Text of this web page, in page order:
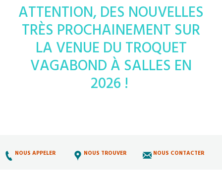
ATTENTION, DES NOUVELLES
TRÈS PROCHAINEMENT SUR
LA VENUE DU TROQUET
VAGABOND À SALLES EN
2026 !
NOUS APPELER NOUS TROUVER NOUS CONTACTER